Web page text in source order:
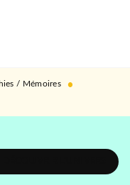
/ Mémoires •